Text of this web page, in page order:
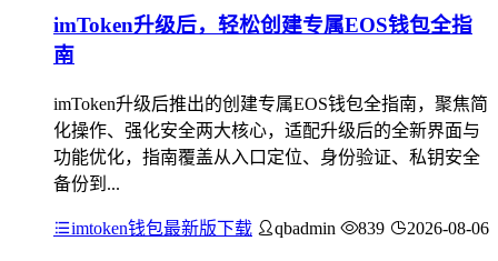
imToken升级后，轻松创建专属EOS钱包全指
南
imToken升级后推出的创建专属EOS钱包全指南，聚焦简
化操作、强化安全两大核心，适配升级后的全新界面与
功能优化，指南覆盖从入口定位、身份验证、私钥安全
备份到...
imtoken钱包最新版下载 qbadmin 839 2026-08-06